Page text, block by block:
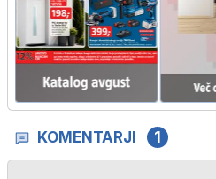
KOMENTARJI 1